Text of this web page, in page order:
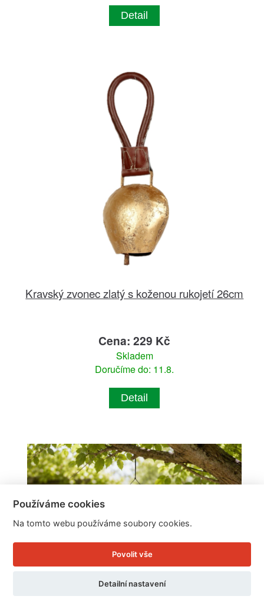
Detail
Kravský zvonec zlatý s koženou rukojetí 26cm
Cena: 229 Kč
Skladem
Doručíme do: 11.8.
Detail
Používáme cookies
Na tomto webu používáme soubory cookies.
Povolit vše
Detailní nastavení